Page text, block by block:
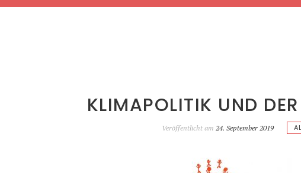
KLIMAPOLITIK UND
Veröffentlicht am 24. September 2019